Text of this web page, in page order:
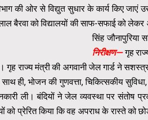
की ओर से विद्युत सुधार के कार्य किए
बैरवा को विद्यालयों की साफ-सफाई को
सिंह जौनापुरिया
निरीक्षण—गृह
गृह राज्य मंत्री की अगवानी जेल गार्ड ने
ही, भोजन की गुणवत्ता, चिकित्सकीय
ली। बंदियों ने जेल व्यवस्था पर संतोष
को प्रेरित किया कि वह अपराध के रास्ते को